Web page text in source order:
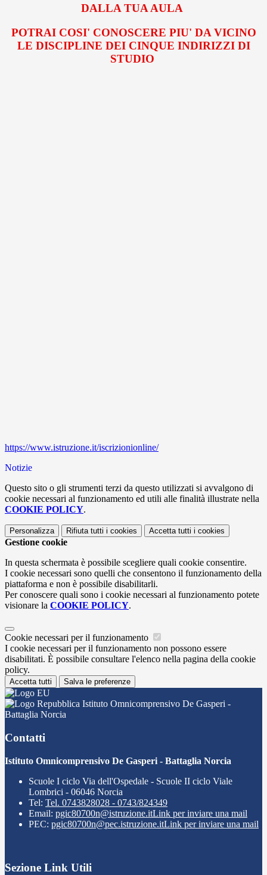
DALLA TUA AULA
POTRAI COSI' CONOSCERE PIU' DA VICINO
LE DISCIPLINE DEI CINQUE INDIRIZZI DI
STUDIO
https://www.istruzione.it/iscrizionionline/
Notizie
Questo sito o gli strumenti terzi da questo utilizzati si avvalgono di
cookie necessari al funzionamento ed utili alle finalità illustrate nella
COOKIE POLICY.
Personalizza Rifiuta tutti i cookies Accetta tutti i cookies
Gestione cookie
In questa schermata è possibile scegliere quali cookie consentire.
I cookie necessari sono quelli che consentono il funzionamento della
piattaforma e non è possibile disabilitarli.
Per conoscere quali sono i cookie necessari al funzionamento potete
visionare la COOKIE POLICY.
Cookie necessari per il funzionamento
I cookie necessari per il funzionamento non possono essere
disabilitati. È possibile consultare l'elenco nella pagina della cookie
policy.
Accetta tutti Salva le preferenze
Istituto Omnicomprensivo De Gasperi -
Battaglia Norcia
Contatti
Istituto Omnicomprensivo De Gasperi - Battaglia Norcia
Scuole I ciclo Via dell'Ospedale - Scuole II ciclo Viale
Lombrici - 06046 Norcia
Tel: Tel. 0743828028 - 0743/824349
Email: pgic80700n@istruzione.itLink per inviare una mail
PEC: pgic80700n@pec.istruzione.itLink per inviare una mail
Sezione Link Utili